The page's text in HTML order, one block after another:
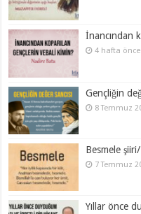
İnancından
4 hafta önce
Gençliğin
8 Temmuz
Besmele
7 Temmuz
Yıllar önce